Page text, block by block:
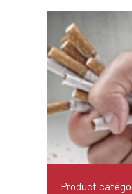
Product